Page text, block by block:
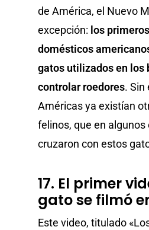
de América, el Nuevo
excepción: los
domésticos
gatos utilizados en los
controlar roedores. Sin
Américas ya existían
felinos, que en algunos
cruzaron con estos
17. El primer
gato se filmó
Este video, titulado